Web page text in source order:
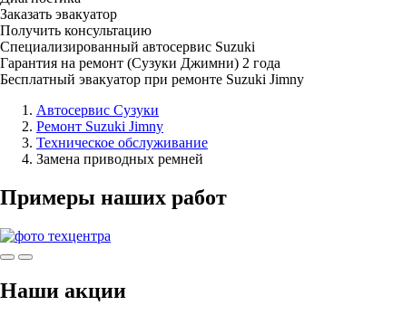
Заказать эвакуатор
Получить консультацию
Специализированный автосервис Suzuki
Гарантия на ремонт (Сузуки Джимни) 2 года
Бесплатный эвакуатор при ремонте Suzuki Jimny
Автосервис Сузуки
Ремонт Suzuki Jimny
Техническое обслуживание
Замена приводных ремней
Примеры наших работ
Наши акции